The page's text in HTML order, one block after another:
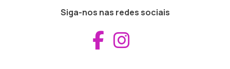
Siga-nos nas redes sociais
Aceder ao